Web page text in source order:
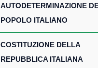
AUTODETERMINAZIONE
POPOLO ITALIANO
COSTITUZIONE DELLA
REPUBBLICA ITALIANA